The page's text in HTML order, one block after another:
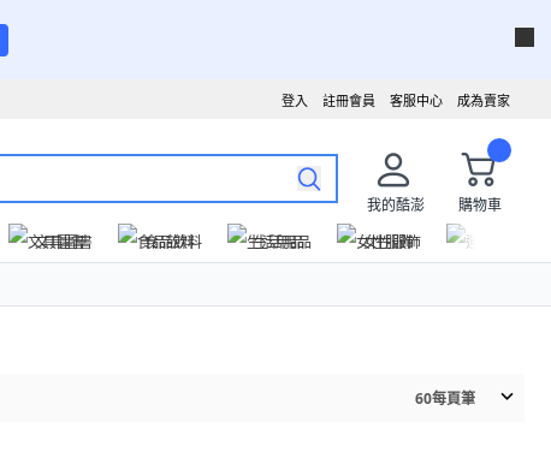
成為賣家
客服中心
註冊會員
登入
我的酷澎
購物車
文具圖書 食品飲料 生活用品 女性服飾
60每頁筆